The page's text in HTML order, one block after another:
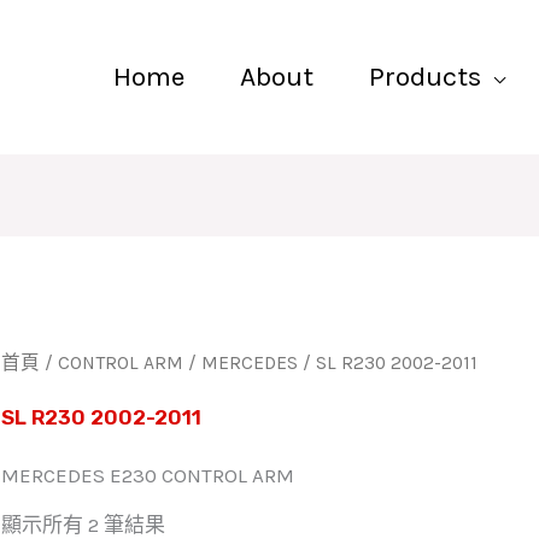
Home About Products
首頁 /CONTROL ARM / MERCEDES / SL R230 2002-2011
SL R230 2002-2011
MERCEDES E230 CONTROL ARM
顯示所有 2 筆結果